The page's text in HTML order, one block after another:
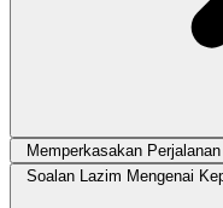
Memperkasakan
Soalan Lazim Mengenai